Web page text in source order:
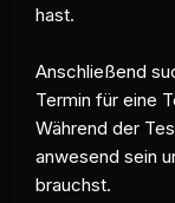
hast.
Anschließend
Termin für eine
Während der
anwesend sein
brauchst.